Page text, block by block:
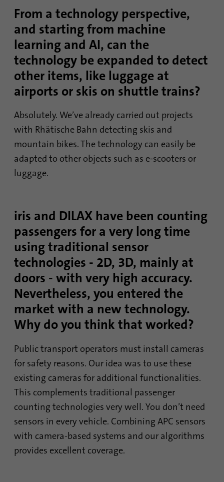
From a technology perspective,
and starting from machine
learning and AI, can the
technology be expanded to detect
other items, like luggage at
airports or skis on shuttle trains?
Absolutely. We’ve already carried out projects
with Rhätische Bahn detecting skis and
mountain bikes. The technology can easily be
adapted to other objects such as e-scooters or
luggage.
iris and DILAX have been counting
passengers for a very long time
using traditional sensor
technologies - 2D, 3D, mainly at
doors - with very high accuracy.
Nevertheless, you entered the
market with a new technology.
Why do you think that worked?
Public transport operators must install cameras
for safety reasons. Our idea was to use these
existing cameras for additional functionalities.
This complements traditional passenger
counting technologies very well. You don’t need
sensors in every vehicle. Combining APC sensors
with camera-based systems and our algorithms
provides excellent coverage.
Objetif
Utilisé pour déterminer si l'analyse Oribi
peut être effectuée sur un domaine
spécifique